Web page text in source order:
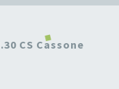
CS Cassone